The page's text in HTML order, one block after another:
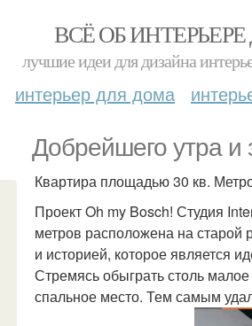
ВСЁ ОБ
лучшие идеи для дизайна
интерьер для дома
Добрейшего утра и
Квартира площадью 30 кв.
Проект Oh my Bosch! Студия
метров расположена на
и историей, которое является
Стремясь обыграть столь
спальное место. Тем самым